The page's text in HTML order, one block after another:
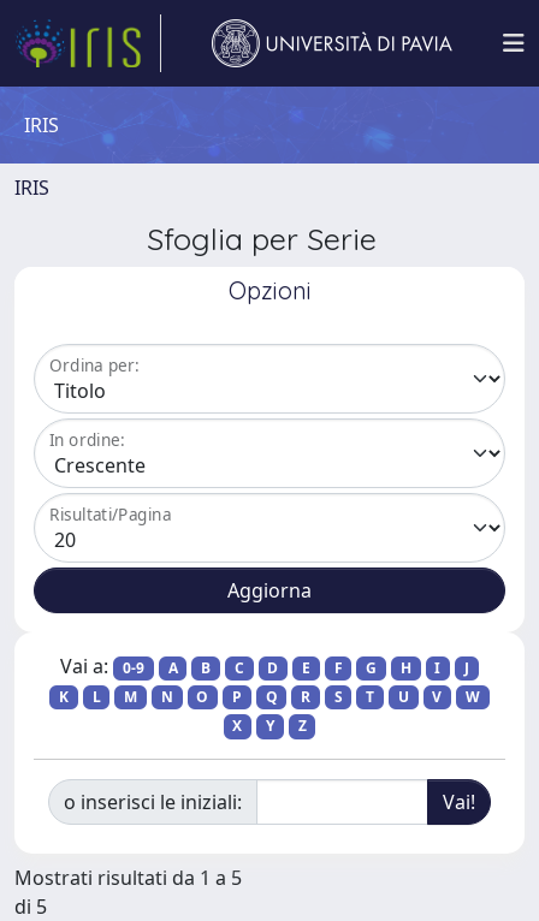
IRIS
IRIS
Sfoglia per Serie
Opzioni
Ordina per:
In ordine:
Risultati/Pagina
Vai a: 0-9 A B C D E F G H I
J
K
L M N O P Q R S T U V
W
X
Y Z
o inserisci le iniziali:
Mostrati risultati da 1 a 5
di 5